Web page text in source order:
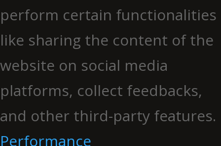
perform certain functionalities
like sharing the content of the
website on social media
platforms, collect feedbacks,
and other third-party features.
Performance